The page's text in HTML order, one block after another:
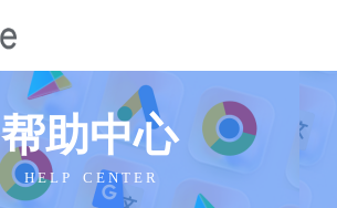
帮助中心
H E L P C E N T E R